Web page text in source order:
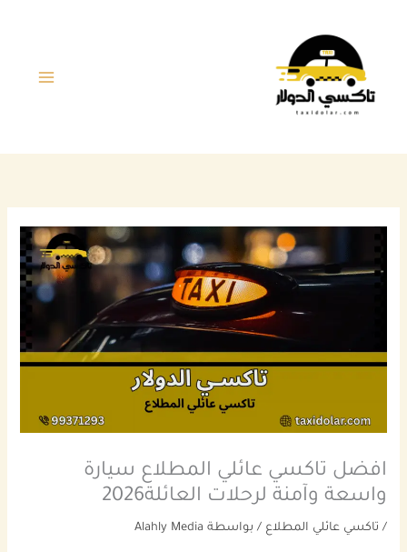
افضل تاكسي عائلي المطلاع سيارة
واسعة وآمنة لرحلات العائلة2026
/ تاكسي عائلي المطلاع / بواسطة Alahly Media